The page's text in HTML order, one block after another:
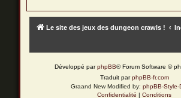
Le site des jeux des dungeon crawls !
Développé parphpBB® Forum Software ©
Traduit parphpBB-fr.com
Graand New Modified by: phpBB-Style-
Confidentialité | Conditions